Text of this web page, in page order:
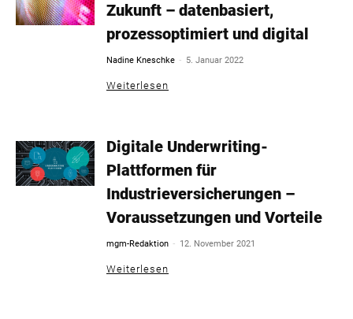
Zukunft – datenbasiert,
prozessoptimiert und digital
Nadine Kneschke - 5. Januar 2022
Weiterlesen
Digitale Underwriting-
Plattformen für
Industrieversicherungen –
Voraussetzungen und Vorteile
mgm-Redaktion - 12. November 2021
Weiterlesen